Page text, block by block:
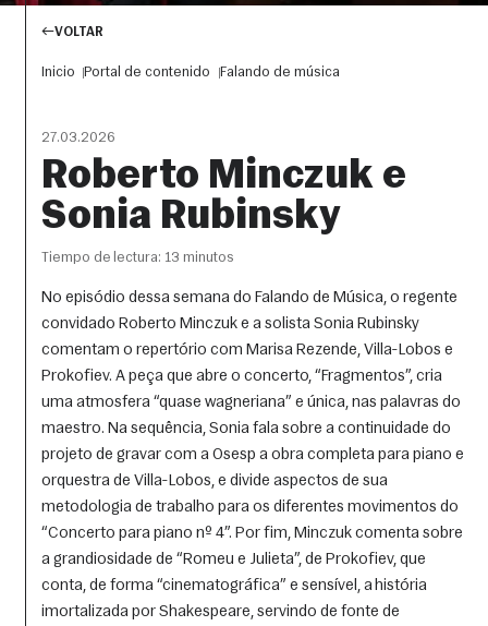
VOLTAR
Inicio Portal de contenido Falando de música
27.03.2026
Roberto Minczuk e
Sonia Rubinsky
Tiempo de lectura: 13 minutos
No episódio dessa semana do Falando de Música, o regente
convidado Roberto Minczuk e a solista Sonia Rubinsky
comentam o repertório com Marisa Rezende, Villa-Lobos e
Prokofiev. A peça que abre o concerto, “Fragmentos”, cria
uma atmosfera “quase wagneriana” e única, nas palavras do
maestro. Na sequência, Sonia fala sobre a continuidade do
projeto de gravar com a Osesp a obra completa para piano e
orquestra de Villa-Lobos, e divide aspectos de sua
metodologia de trabalho para os diferentes movimentos do
“Concerto para piano nº 4”. Por fim, Minczuk comenta sobre
a grandiosidade de “Romeu e Julieta”, de Prokofiev, que
conta, de forma “cinematográfica” e sensível, a história
imortalizada por Shakespeare, servindo de fonte de